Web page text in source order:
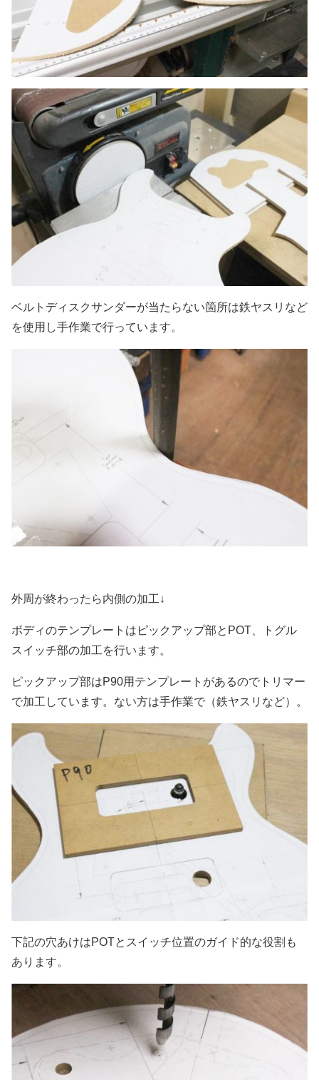
ベルトディスクサンダーが当たらない箇所は鉄ヤスリなど
を使用し手作業で行っています。
外周が終わったら内側の加工↓
ボディのテンプレートはピックアップ部とPOT、トグル
スイッチ部の加工を行います。
ピックアップ部はP90用テンプレートがあるのでトリマー
で加工しています。ない方は手作業で（鉄ヤスリなど）。
下記の穴あけはPOTとスイッチ位置のガイド的な役割も
あります。